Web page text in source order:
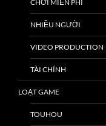
CHƠI MIỄN PHÍ
NHIỀU NGƯỜI
VIDEO PRODUCTION
TÀI CHÍNH
LOẠT GAME
TOUHOU